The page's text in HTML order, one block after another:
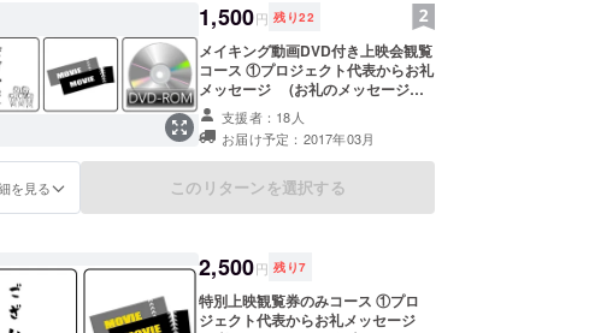
1,500円 残り22
メイキング動画DVD付き上映会観覧
コース ①プロジェクト代表からお礼
メッセージ (お礼のメッセージは
代表メンバーによって異なりま
す。） ②上映観覧券 (3月19日当
日のみ有効です。) ③メイキング動
画、PV詰め合わせDVD (こちらの
DVDに本編は収録されません。)
支援者：18人
お届け予定：2017年03月
を見る このリターンを選択する
2,500円 残り7
特別上映観覧券のみコース ①プロ
ジェクト代表からお礼メッセージ